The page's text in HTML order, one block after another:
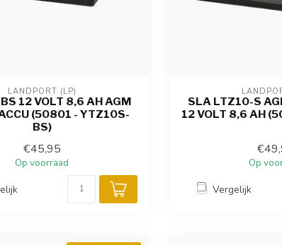
LANDPORT (LP)
12 VOLT 8,6 AH AGM
(50801 - YTZ10S-
BS)
€45,95
Op voorraad
SLA LTZ10-S
12 VOLT 8,6 AH
Op
Vergelijk